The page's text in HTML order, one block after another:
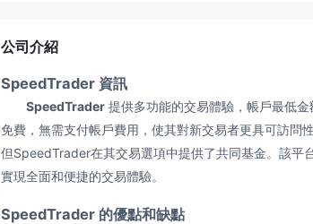
公司介紹
SpeedTrader 資訊
SpeedTrader 提供多功能的交易體驗，帳戶最低
免費，無需支付帳戶費用，使其對新交易者更具可訪問
但SpeedTrader在其交易選項中提供了共同基金。該平
實現全面和便捷的交易體驗。
SpeedTrader 的優點和缺點